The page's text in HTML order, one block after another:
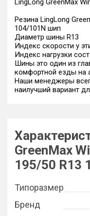
LingLong GreenMax
Резина LingLong
104/101N шип
Диаметр шины R13
Индекс скорости у
Индекс нагрузки
Шины это один из
комфортной езды на
Наши менеджеры
наилучший вариант
GreenMax
195/50 R13
Типоразмер
Бренд